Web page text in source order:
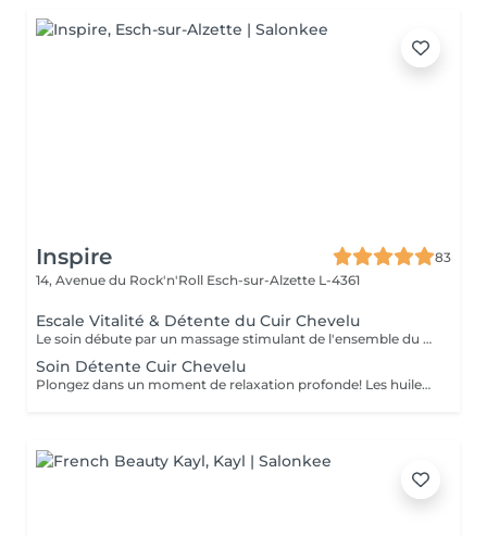
Inspire
83
14, Avenue du Rock'n'Roll Esch-sur-Alzette L-4361
Escale Vitalité & Détente du Cuir Chevelu
Le soin débute par un massage stimulant de l'ensemble du cuir chevelu afin d'activer la microcirculation et favoriser la vitalité du cheveu. Une huile botanique rafraîchissante est appliquée sur les racines pour purifier le cuir chevelu, apporter une agréable sensation de fraîcheur et contribuer à son équilibre naturel. Une seconde huile au Neem et Coco est ensuite travaillée sur les longueurs et les pointes afin de nourrir, assouplir et protéger la fibre capillaire face aux agressions estivales telles que le soleil, le vent ou les baignades. Les manuvres lentes, enveloppantes et répétitives procurent une profonde sensation de relâchement. Les tensions accumulées se dissipent progressivement tandis que le corps et l'esprit s'abandonnent à une détente profonde. Les cheveux retrouvent douceur, souplesse et éclat, tandis que le cuir chevelu bénéficie d'un véritable bain de fraîcheur. Une parenthèse de bien-être et de calme entre deux soirées terrasses au soleil !
Soin Détente Cuir Chevelu
Plongez dans un moment de relaxation profonde! Les huiles naturelles au Neem stimulent le cuir chevelu et la pousse des cheveux. Le massage de la tête, du cuir chevelu et de la nuque vous emporte dans un doux moment de détente.